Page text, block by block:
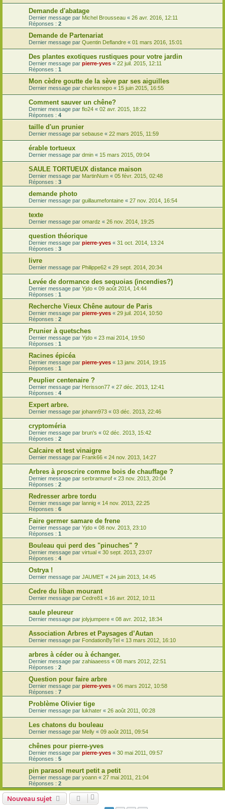
Demande d'abatage
Dernier message par Michel Brousseau « 26 avr. 2016, 12:11
Réponses : 2
Demande de Partenariat
Dernier message par Quentin Deflandre « 01 mars 2016, 15:01
Des plantes exotiques rustiques pour votre jardin
Dernier message par pierre-yves « 22 juil. 2015, 12:11
Réponses : 1
Mon cèdre goutte de la sève par ses aiguilles
Dernier message par charlesnepo « 15 juin 2015, 16:55
Comment sauver un chêne?
Dernier message par flo24 « 02 avr. 2015, 18:22
Réponses : 4
taille d'un prunier
Dernier message par sebause « 22 mars 2015, 11:59
érable tortueux
Dernier message par dmin « 15 mars 2015, 09:04
SAULE TORTUEUX distance maison
Dernier message par MartinNum « 05 févr. 2015, 02:48
Réponses : 3
demande photo
Dernier message par guillaumefontaine « 27 nov. 2014, 16:54
texte
Dernier message par omardz « 26 nov. 2014, 19:25
question théorique
Dernier message par pierre-yves « 31 oct. 2014, 13:24
Réponses : 3
livre
Dernier message par Philippe62 « 29 sept. 2014, 20:34
Levée de dormance des sequoias (incendies?)
Dernier message par Yjdo « 09 août 2014, 14:44
Réponses : 1
Recherche Vieux Chêne autour de Paris
Dernier message par pierre-yves « 29 juil. 2014, 10:50
Réponses : 2
Prunier à quetsches
Dernier message par Yjdo « 23 mai 2014, 19:50
Réponses : 1
Racines épicéa
Dernier message par pierre-yves « 13 janv. 2014, 19:15
Réponses : 1
Peuplier centenaire ?
Dernier message par Herisson77 « 27 déc. 2013, 12:41
Réponses : 4
Expert arbre.
Dernier message par johann973 « 03 déc. 2013, 22:46
cryptoméria
Dernier message par brun's « 02 déc. 2013, 15:42
Réponses : 2
Calcaire et test vinaigre
Dernier message par Frank66 « 24 nov. 2013, 14:27
Arbres à proscrire comme bois de chauffage ?
Dernier message par serbramurof « 23 nov. 2013, 20:04
Réponses : 2
Redresser arbre tordu
Dernier message par lannig « 14 nov. 2013, 22:25
Réponses : 6
Faire germer samare de frene
Dernier message par Yjdo « 08 nov. 2013, 23:10
Réponses : 1
Bouleau qui perd des "pinuches" ?
Dernier message par virtual « 30 sept. 2013, 23:07
Réponses : 4
Ostrya !
Dernier message par JAUMET « 24 juin 2013, 14:45
Cedre du liban mourant
Dernier message par Cedre81 « 16 avr. 2012, 10:11
saule pleureur
Dernier message par jolyjumpere « 08 avr. 2012, 18:34
Association Arbres et Paysages d’Autan
Dernier message par FondationByTel « 13 mars 2012, 16:10
arbres à céder ou à échanger.
Dernier message par zahiaaeess « 08 mars 2012, 22:51
Réponses : 2
Question pour faire arbre
Dernier message par pierre-yves « 06 mars 2012, 10:58
Réponses : 7
Problème Olivier tige
Dernier message par lukhater « 26 août 2011, 00:28
Les chatons du bouleau
Dernier message par Melly « 09 août 2011, 09:54
chênes pour pierre-yves
Dernier message par pierre-yves « 30 mai 2011, 09:57
Réponses : 5
pin parasol meurt petit a petit
Dernier message par yoann « 27 mai 2011, 21:04
Réponses : 2
Nouveau sujet